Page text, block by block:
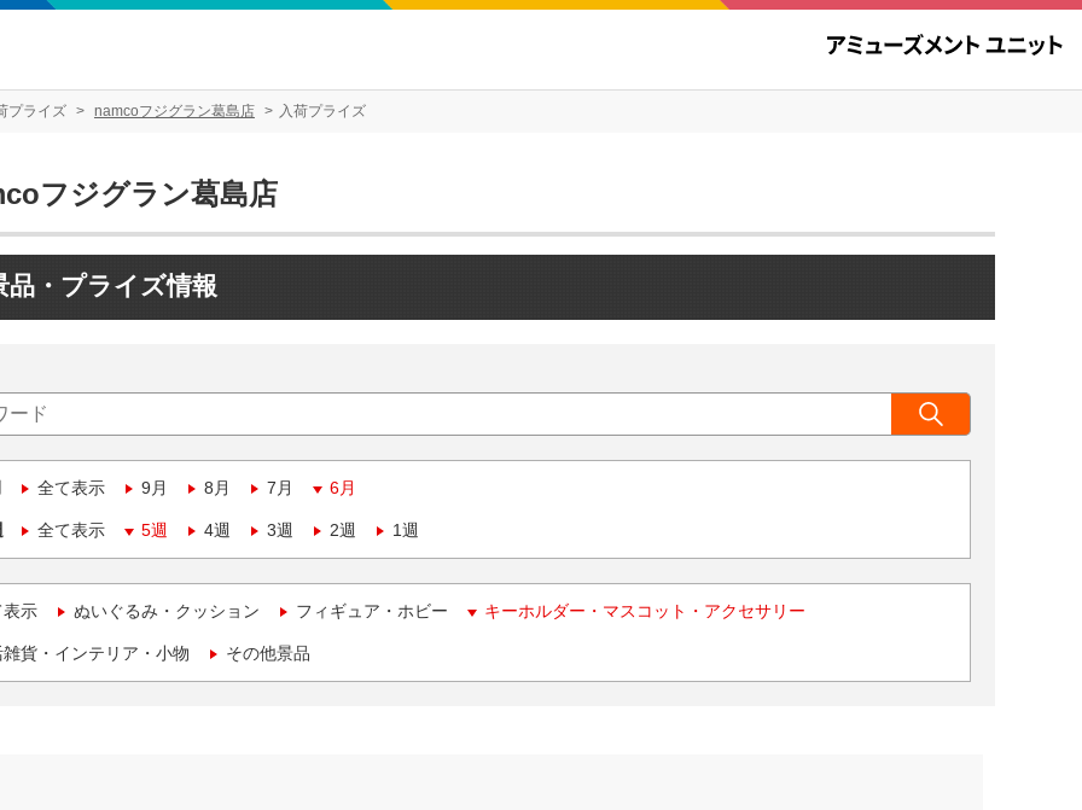
プライズ namcoフジグラン葛島店 入荷プライズ
フジグラン葛島店
品・プライズ情報
全て表示 9月 8月 7月 6月
全て表示 5週 4週 3週 2週 1週
表示 ぬいぐるみ・クッション フィギュア・ホビー キーホルダー・マスコット・アクセサリー
貨・インテリア・小物 その他景品